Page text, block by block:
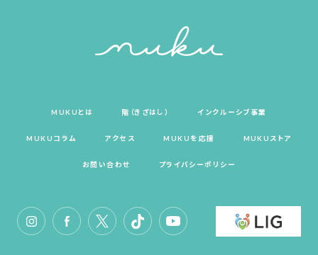
MUKUとは 階（きざはし） インクルーシブ事業
MUKUコラム アクセス MUKUを応援 MUKUストア
お問い合わせ プライバシーポリシー